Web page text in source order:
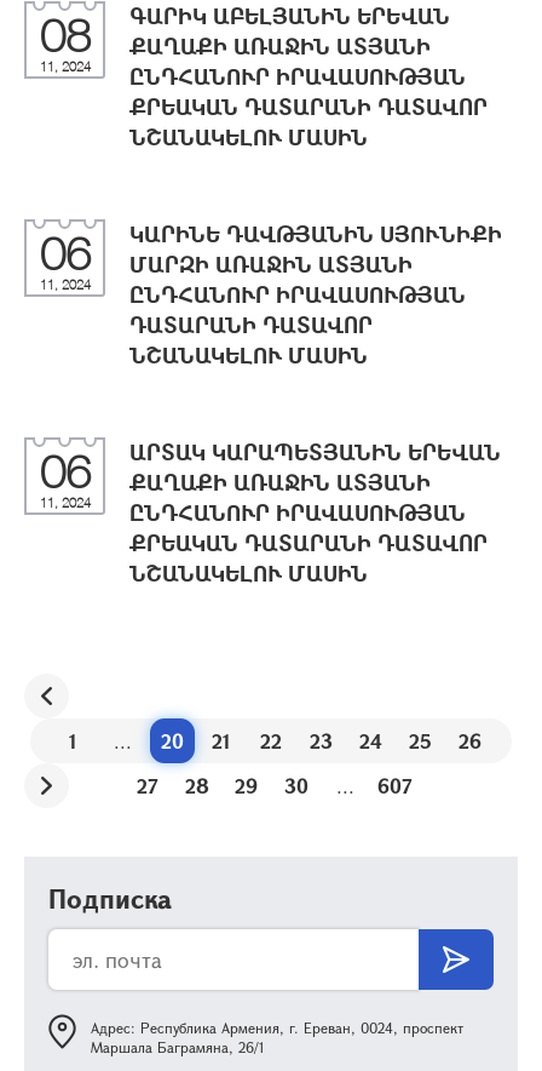
08
11, 2024
ԳԱՐԻԿ ԱԲԵԼՅԱՆԻՆ ԵՐԵՎԱՆ
ՔԱՂԱՔԻ ԱՌԱՋԻՆ ԱՏՅԱՆԻ
ԸՆԴՀԱՆՈՒՐ ԻՐԱՎԱՍՈՒԹՅԱՆ
ՔՐԵԱԿԱՆ ԴԱՏԱՐԱՆԻ ԴԱՏԱՎՈՐ
ՆՇԱՆԱԿԵԼՈՒ ՄԱՍԻՆ
06
11, 2024
ԿԱՐԻՆԵ ԴԱՎԹՅԱՆԻՆ ՍՅՈՒՆԻՔԻ
ՄԱՐԶԻ ԱՌԱՋԻՆ ԱՏՅԱՆԻ
ԸՆԴՀԱՆՈՒՐ ԻՐԱՎԱՍՈՒԹՅԱՆ
ԴԱՏԱՐԱՆԻ ԴԱՏԱՎՈՐ
ՆՇԱՆԱԿԵԼՈՒ ՄԱՍԻՆ
06
11, 2024
ԱՐՏԱԿ ԿԱՐԱՊԵՏՅԱՆԻՆ ԵՐԵՎԱՆ
ՔԱՂԱՔԻ ԱՌԱՋԻՆ ԱՏՅԱՆԻ
ԸՆԴՀԱՆՈՒՐ ԻՐԱՎԱՍՈՒԹՅԱՆ
ՔՐԵԱԿԱՆ ԴԱՏԱՐԱՆԻ ԴԱՏԱՎՈՐ
ՆՇԱՆԱԿԵԼՈՒ ՄԱՍԻՆ
1 ... 20 21 22 23 24 25
26
27
28 29 30 ... 607
Подписка
Адрес: Республика Армения, г. Ереван, 0024, проспект
Маршала Баграмяна, 26/1